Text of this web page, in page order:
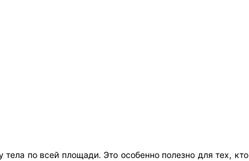
по всей площади. Это особенно полезно для тех, кто